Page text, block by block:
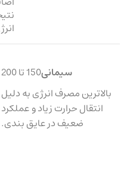
سیمانی150 تا 200
بالاترین مصرف انرژی به دلیل
انتقال حرارت زیاد و عملکرد
ضعیف در عایق‌ بندی.